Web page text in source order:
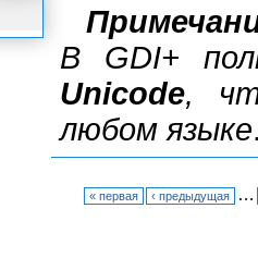
В GDI+
Unicode,
любом языке
« первая ‹ предыдущая …